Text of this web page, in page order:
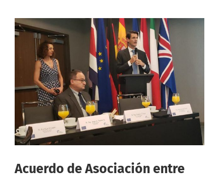
Acuerdo de Asociación entre